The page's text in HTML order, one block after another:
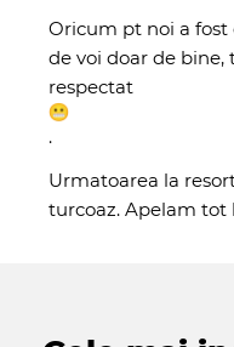
Oricum pt noi a fost
de voi doar de bine,
respectat
.
Urmatoarea la
turcoaz. Apelam tot